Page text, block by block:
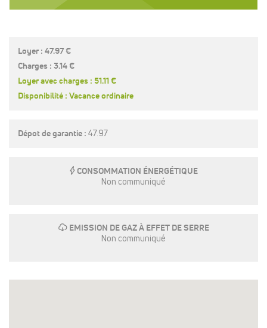
Loyer : 47.97 €
Charges : 3.14 €
Loyer avec charges : 51.11 €
Disponibilité : Vacance ordinaire
Dépot de garantie : 47.97
E CONSOMMATION ÉNERGÉTIQUE
Non communiqué
g EMISSION DE GAZ À EFFET DE SERRE
Non communiqué